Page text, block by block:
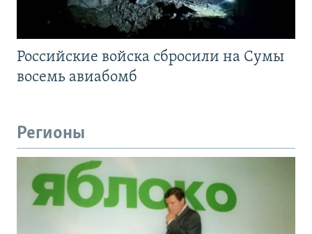
Российские войска сбросили на Сумы
восемь авиабомб
Регионы